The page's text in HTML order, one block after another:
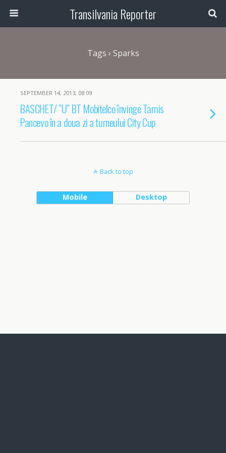
Transilvania Reporter
Tags › Sparks
SEPTEMBER 14, 2013, 08:09
BASCHET/ ”U” BT Mobitelco învinge Tamis
Pancevo în a doua zi a turneului City Cup
Back to top
Mobile Desktop